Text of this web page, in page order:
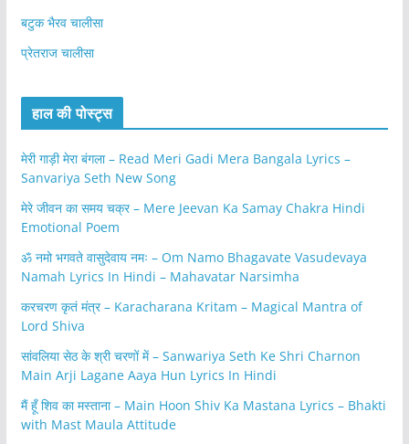
बटुक भैरव चालीसा
प्रेतराज चालीसा
हाल की पोस्ट्स
मेरी गाड़ी मेरा बंगला – Read Meri Gadi Mera Bangala Lyrics –
Sanvariya Seth New Song
मेरे जीवन का समय चक्र – Mere Jeevan Ka Samay Chakra Hindi
Emotional Poem
ॐ नमो भगवते वासुदेवाय नमः – Om Namo Bhagavate Vasudevaya
Namah Lyrics In Hindi – Mahavatar Narsimha
करचरण कृतं मंत्र – Karacharana Kritam – Magical Mantra of
Lord Shiva
सांवलिया सेठ के श्री चरणों में – Sanwariya Seth Ke Shri Charnon
Main Arji Lagane Aaya Hun Lyrics In Hindi
मैं हूँ शिव का मस्ताना – Main Hoon Shiv Ka Mastana Lyrics – Bhakti
with Mast Maula Attitude